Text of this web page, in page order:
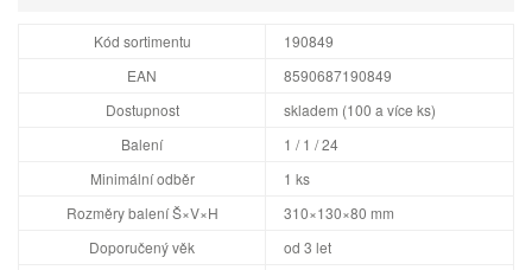
Kód sortimentu
190849
EAN
8590687190849
Dostupnost
skladem (100 a více ks)
Balení
1 / 1 / 24
Minimální odběr
1 ks
Rozměry balení Š×V×H
310×130×80 mm
Doporučený věk
od 3 let